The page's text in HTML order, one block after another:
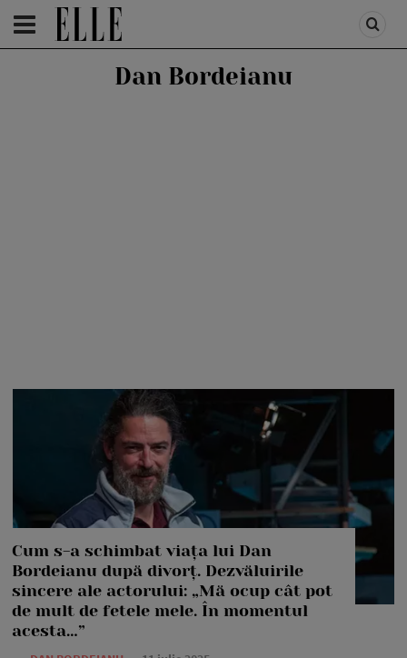
HOMEPAGE /PEOPLE
Dan Bordeianu
Cum s-a schimbat viața lui Dan
Bordeianu după divorț. Dezvăluirile
sincere ale actorului: „Mă ocup cât pot
de mult de fetele mele. În momentul
acesta…”